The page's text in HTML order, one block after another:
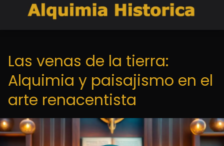
Las venas de la tierra:
Alquimia y paisajismo en el
arte renacentista